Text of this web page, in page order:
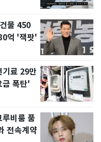
물 450
억 '잭팟'
기료 29만
폭탄'
비룸 품
전속계약